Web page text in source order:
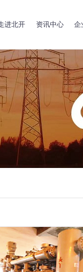
进北开 资讯中心 企